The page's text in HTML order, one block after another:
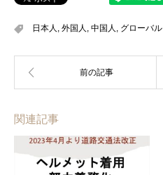
日本人 , 外国人 , 中国人 , グローバル
関連記事